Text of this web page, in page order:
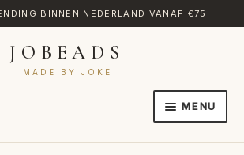
BINNEN NEDERLAND VANAF €75
JOBEADS
MADE BY JOKE
MENU